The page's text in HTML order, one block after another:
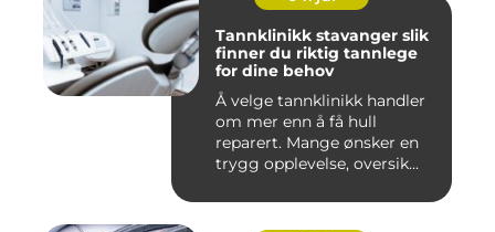
Tannklinikk stavanger slik
finner du riktig tannlege
for dine behov
Å velge tannklinikk handler
om mer enn å få hull
reparert. Mange ønsker en
trygg opplevelse, oversik...